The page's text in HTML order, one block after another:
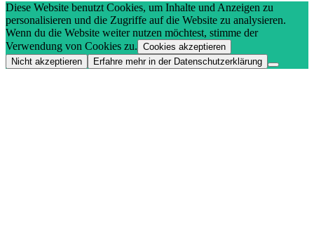
Diese Website benutzt Cookies, um Inhalte und Anzeigen zu
personalisieren und die Zugriffe auf die Website zu analysieren.
Wenn du die Website weiter nutzen möchtest, stimme der
Verwendung von Cookies zu. Cookies akzeptieren
Nicht akzeptieren
Erfahre mehr in der Datenschutzerklärung